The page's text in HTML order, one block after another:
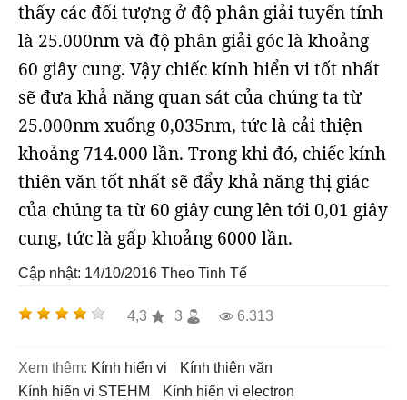
thấy các đối tượng ở độ phân giải tuyến tính
là 25.000nm và độ phân giải góc là khoảng
60 giây cung. Vậy chiếc kính hiển vi tốt nhất
sẽ đưa khả năng quan sát của chúng ta từ
25.000nm xuống 0,035nm, tức là cải thiện
khoảng 714.000 lần. Trong khi đó, chiếc kính
thiên văn tốt nhất sẽ đẩy khả năng thị giác
của chúng ta từ 60 giây cung lên tới 0,01 giây
cung, tức là gấp khoảng 6000 lần.
Cập nhật: 14/10/2016 Theo Tinh Tế
4,3 3 6.313
Xem thêm: kính hiển vi
kính thiên văn
kính hiển vi STEHM
kính hiển vi electron